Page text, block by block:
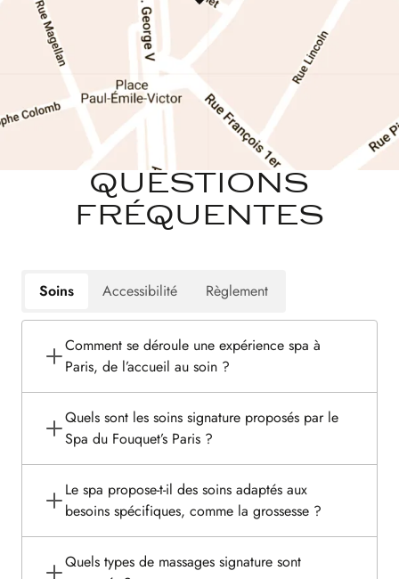
QUESTIONS
FRÉQUENTES
Soins Accessibilité Règlement
Comment se déroule une expérience spa à
Paris, de l’accueil au soin ?
Quels sont les soins signature proposés par le
Spa du Fouquet’s Paris ?
Le spa propose-t-il des soins adaptés aux
besoins spécifiques, comme la grossesse ?
Quels types de massages signature sont